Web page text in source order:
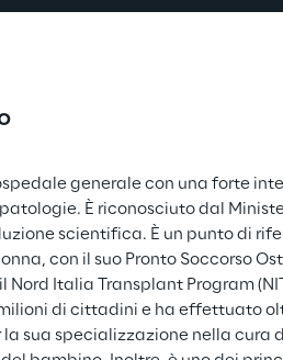
generale con una forte
È riconosciuto dal
scientifica. È un punto di
con il suo Pronto Soccorso
Italia Transplant Program
di cittadini e ha effettuato
la sua specializzazione nella